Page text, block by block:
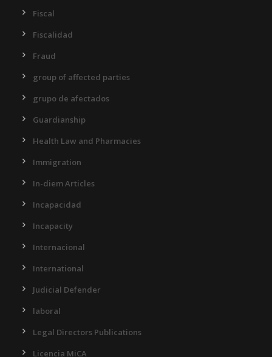
Fiscal
Fiscalidad
Fraud
group of affected parties
grupo de afectados
Guardianship
Health Law and Pharmacies
Immigration
In-diem Articles
Incapacidad
Incapacity
Internacional
International
Judicial Defender
laboral
Legal Directors Publications
Licencia MiCA